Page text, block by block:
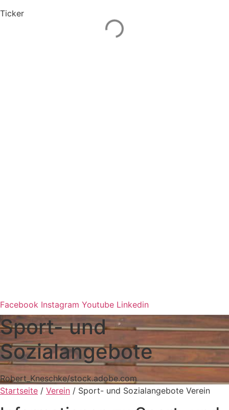
Ticker
Facebook Instagram Youtube Linkedin
Sport- und
Sozialangebote
Robert_Kneschke/stock.adobe.com
Start­seite / Verein / Sport- und Sozi­al­an­ge­bote Verein